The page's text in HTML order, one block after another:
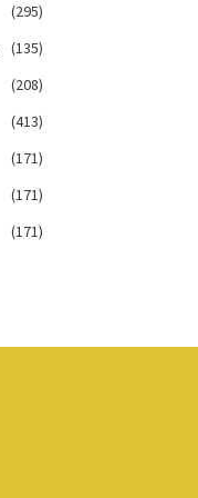
(295)
(135)
(208)
(413)
(171)
(171)
(171)